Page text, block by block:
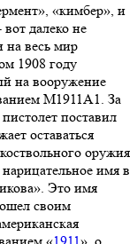
«кимбер», и
далеко не
на весь мир
1908 году
на вооружение
М1911А1. За
поставил
оставаться
оружия
имя в
Это имя
своим